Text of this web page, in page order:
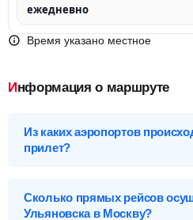
ежедневно
Время указано местное
Информация о маршруте
Из каких аэропортов
прилет?
Ульяновск (ULV), Россия
Сколько прямых рейсов
Ульяновска в Москву?